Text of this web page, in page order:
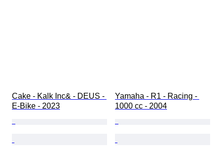
Cake - Kalk Inc& - DEUS -
E-Bike - 2023
Yamaha - R1 - Racing -
1000 cc - 2004